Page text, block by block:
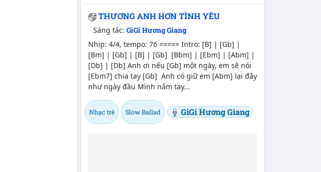
THƯƠNG ANH HƠN TÌNH YÊU
Sáng tác:GiGi Hương Giang
Nhịp: 4/4, tempo: 76 ===== Intro: [B] | [Gb] |
[Bm] | [Gb] | [B] | [Gb] [Bbm] | [Ebm] | [Abm] |
[Db] | [Db] Anh ơi nếu [Gb] một ngày, em sẽ nói
[Ebm7] chia tay [Gb] Anh có giữ em [Abm] lại đây
như ngày đầu Mình nắm tay...
Nhạc trẻ Slow Ballad GiGi Hương Giang